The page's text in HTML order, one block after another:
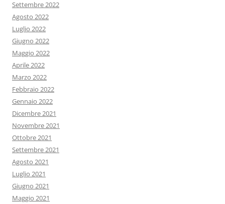
Settembre 2022
Agosto 2022
Luglio 2022
Giugno 2022
Maggio 2022
Aprile 2022
Marzo 2022
Febbraio 2022
Gennaio 2022
Dicembre 2021
Novembre 2021
Ottobre 2021
Settembre 2021
Agosto 2021
Luglio 2021
Giugno 2021
Maggio 2021